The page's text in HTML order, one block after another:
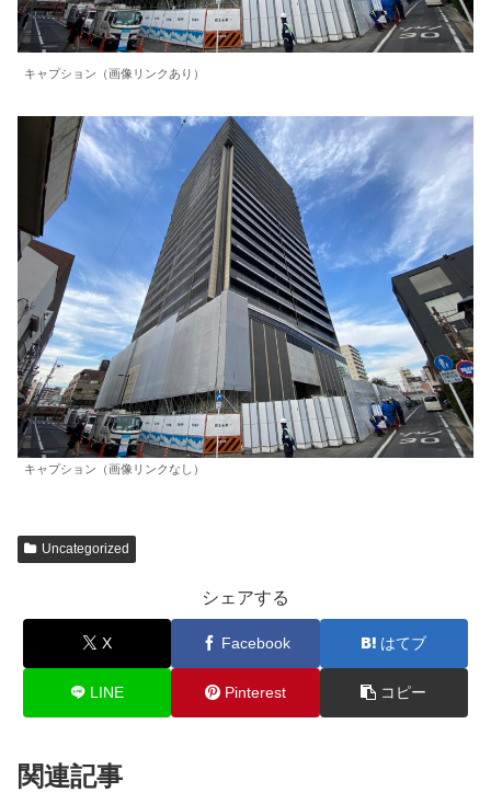
キャプション（画像リンクあり）
キャプション（画像リンクなし）
Uncategorized
シェアする
X Facebook はてブ
LINE Pinterest コピー
関連記事